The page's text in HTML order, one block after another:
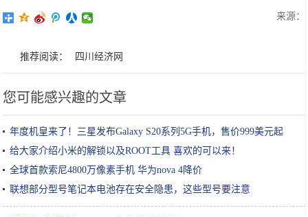
来源：
推荐阅读： 四川经济网
您可能感兴趣的文章
年度机皇来了！三星发布Galaxy S20系列5G手机，售价999美元起
给大家介绍小米的解锁以及ROOT工具 喜欢的可以来！
全球首款索尼4800万像素手机 华为nova 4降价
联想部分型号笔记本电池存在安全隐患，这些型号要注意